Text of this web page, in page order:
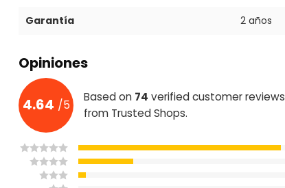
Garantía 2 años
Opiniones
4.64 /5
Based on 74 verified customer reviews
from Trusted Shops.